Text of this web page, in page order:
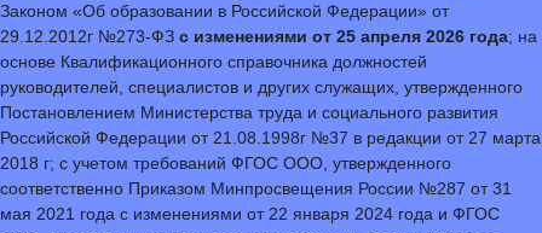
Законом «Об образовании в Российской Федерации» от
29.12.2012г №273-ФЗ с изменениями от 25 апреля 2026 года; на
основе Квалификационного справочника должностей
руководителей, специалистов и других служащих, утвержденного
Постановлением Министерства труда и социального развития
Российской Федерации от 21.08.1998г №37 в редакции от 27 марта
2018 г; с учетом требований ФГОС ООО, утвержденного
соответственно Приказом Минпросвещения России №287 от 31
мая 2021 года с изменениями от 22 января 2024 года и ФГОС